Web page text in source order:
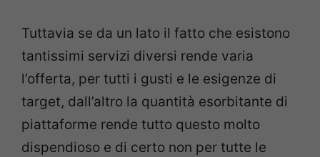
Tuttavia se da un lato il fatto che esistono
tantissimi servizi diversi rende varia
l’offerta, per tutti i gusti e le esigenze di
target, dall’altro la quantità esorbitante di
piattaforme rende tutto questo molto
dispendioso e di certo non per tutte le